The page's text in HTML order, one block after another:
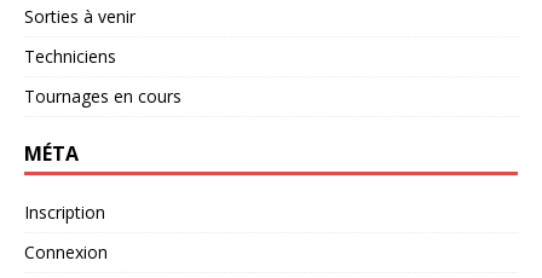
Sorties à venir
Techniciens
Tournages en cours
MÉTA
Inscription
Connexion